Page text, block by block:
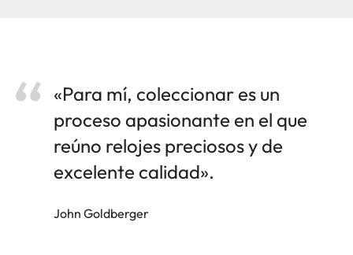
«Para mí, coleccionar es un
proceso apasionante en el que
reúno relojes preciosos y de
excelente calidad».
John Goldberger